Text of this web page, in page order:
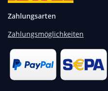
Zahlungsarten
Zahlungsmöglichkeiten